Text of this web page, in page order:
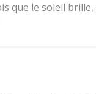
que le soleil